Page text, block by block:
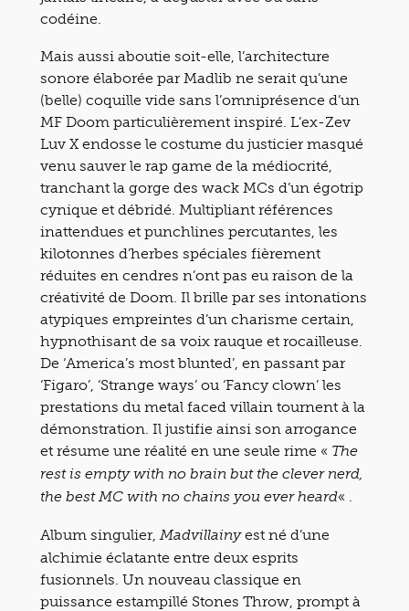
codéine.
Mais aussi aboutie soit-elle, l’architecture
sonore élaborée par Madlib ne serait qu’une
(belle) coquille vide sans l’omniprésence d’un
MF Doom particulièrement inspiré. L’ex-Zev
Luv X endosse le costume du justicier masqué
venu sauver le rap game de la médiocrité,
tranchant la gorge des wack MCs d’un égotrip
cynique et débridé. Multipliant références
inattendues et punchlines percutantes, les
kilotonnes d’herbes spéciales fièrement
réduites en cendres n’ont pas eu raison de la
créativité de Doom. Il brille par ses intonations
atypiques empreintes d’un charisme certain,
hypnothisant de sa voix rauque et rocailleuse.
De ‘America’s most blunted’, en passant par
‘Figaro’, ‘Strange ways’ ou ‘Fancy clown’ les
prestations du metal faced villain tournent à la
démonstration. Il justifie ainsi son arrogance
et résume une réalité en une seule rime « The
rest is empty with no brain but the clever nerd,
the best MC with no chains you ever heard« .
Album singulier, Madvillainyest né d’une
alchimie éclatante entre deux esprits
fusionnels. Un nouveau classique en
puissance estampillé Stones Throw, prompt à